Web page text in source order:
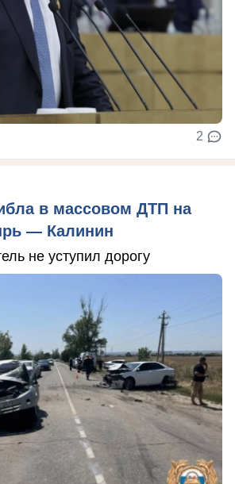
2
в массовом ДТП на
— Калинин
не уступил дорогу